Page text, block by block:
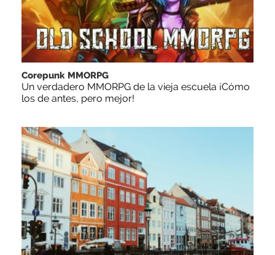
Corepunk MMORPG
Un verdadero MMORPG de la vieja escuela ¡Cómo
los de antes, pero mejor!